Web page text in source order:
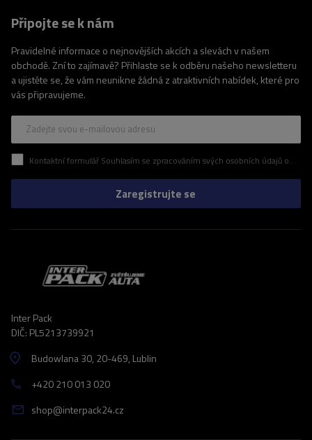
Připojte se k nám
Pravidelné informace o nejnovějších akcích a slevách v našem
obchodě. Zní to zajímavě? Přihlaste se k odběru našeho newsletteru
a ujistěte se, že vám neunikne žádná z atraktivních nabídek, které pro
vás připravujeme.
Zadejte svou e-mailovou adresu
Kontaktní formulář Souhlasím se zpracováním svých osobních údajů obsažených v kontaktním formuláři v souladu s nařízením Evropského parlamentu a Rady (EU)
Zaregistrujte se
Inter Pack
DIČ: PL5213739921
Budowlana 30, 20-469, Lublin
+420 210 013 020
shop@interpack24.cz